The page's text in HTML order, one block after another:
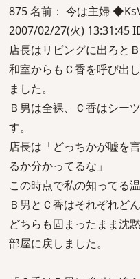
875 名前： 今は主婦
2007/02/27(火) 13:31:45
店長はリビングに出ろとＢ
和室からもＣ香を呼び出
ました。
Ｂ男は全裸、Ｃ香はシー
す。
店長は「どっちかが嘘を
るか分かってるな」
この時点で私の知ってる
Ｂ男とＣ香はそれぞれど
どちらも固まったまま沈
部屋に戻しました。